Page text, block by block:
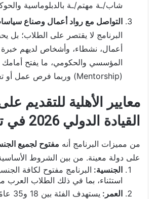
شاب/ـة مهتم/ـة بالدبلوماسية
التواصل مع رواد أعمال وصناع
البرنامج لا يقتصر على الطلاب؛ بل
أعمال، نشطاء، وأشخاص لديهم
المؤسسي والحكومي، ما يفتح أمامك
(Mentorship) وربما فرص عمل أو تعاون مستقبلي.
معايير الأهلية للتقديم
القيادة الدولي 2026 في تايلاند
من مميزات البرنامج أنه مفتوح لجميع
على دولة معينة. من بين الشروط
الجنسية: البرنامج مفتوح لكافة
استثناء، بما في ذلك الطلاب
العمر: يستهدف الفئة بين 18 و35 عامًا.